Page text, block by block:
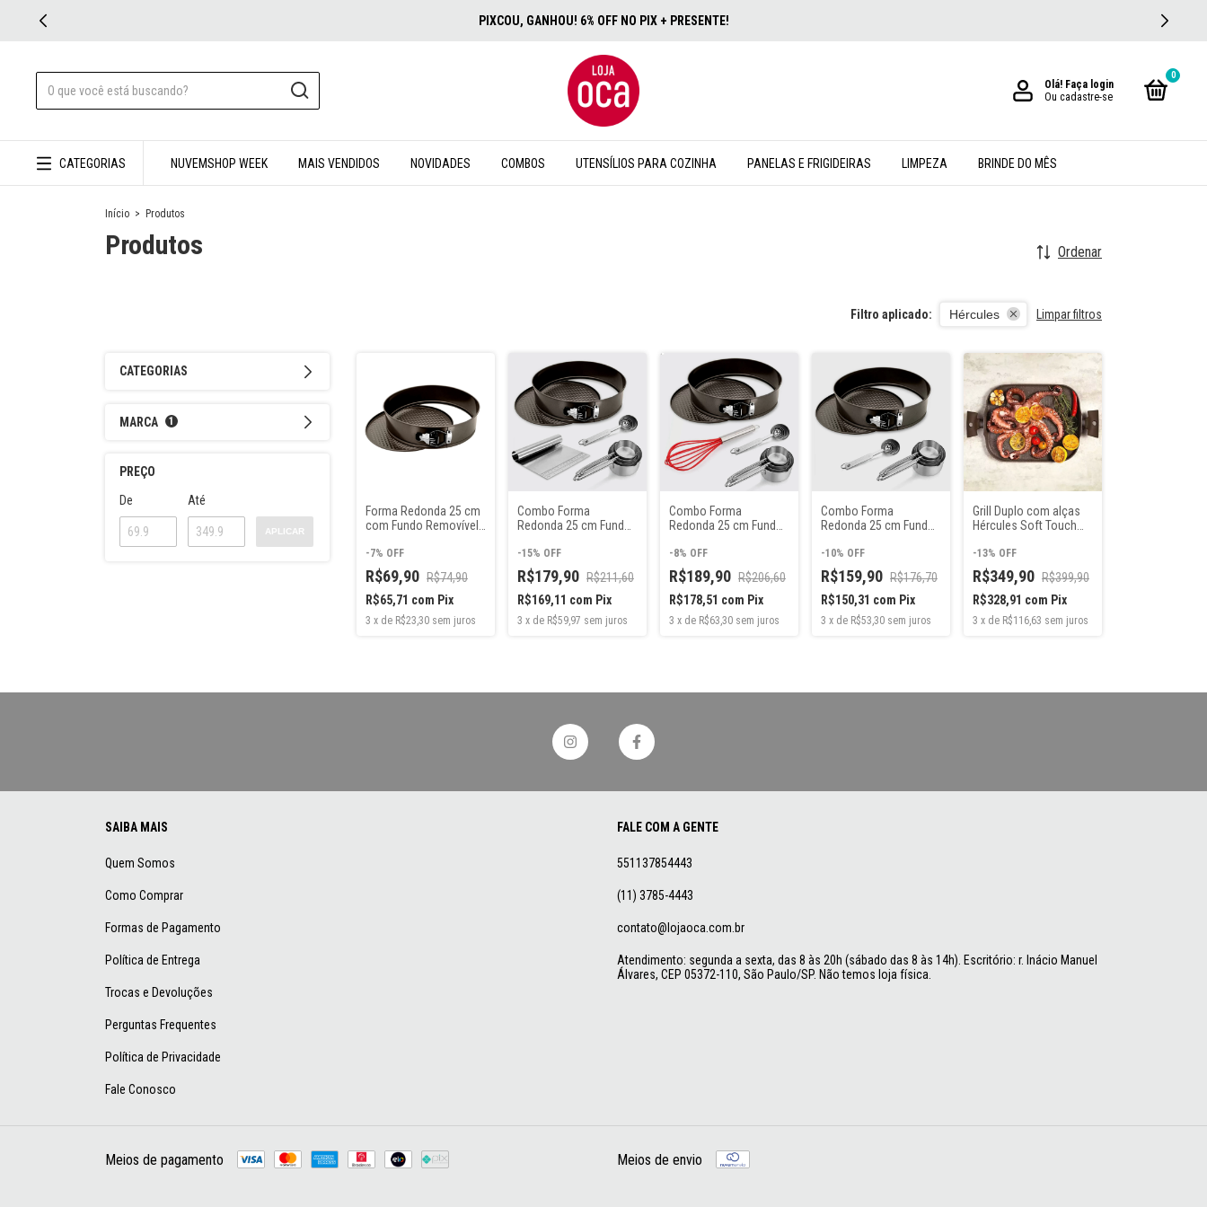
PIXCOU, GANHOU! 6% OFF NO PIX + PRESENTE!
Olá! Faça login
Ou cadastre-se
0
CATEGORIAS NUVEMSHOP WEEK MAIS VENDIDOS NOVIDADES COMBOS UTENSÍLIOS PARA COZINHA PANELAS E FRIGIDEIRAS LIMPEZA BRINDE DO MÊS
Início > Produtos
Produtos Ordenar
Filtro aplicado: Hércules Limpar filtros
CATEGORIAS
MARCA 1
PREÇO
De
Até
APLICAR
Forma Redonda 25 cm
com Fundo Removível
Hércules
-7% OFF
R$69,90 R$74,90
R$65,71 com Pix
3 x de R$23,30 sem juros
Combo Forma
Redonda 25 cm Fundo
Antiaderente +
Medidores 100% Inox 8
peças + Espátula
Culinária Inox
-15% OFF
R$179,90 R$211,60
R$169,11 com Pix
3 x de R$59,97 sem juros
Combo Forma
Redonda 25 cm Fundo
Antiaderente +
Medidores 100% Inox 8
peças + Batedor de
Ovos
-8% OFF
R$189,90 R$206,60
R$178,51 com Pix
3 x de R$63,30 sem juros
Combo Forma
Redonda 25 cm Fundo
Antiaderente +
Medidores 100% Inox 8
peças
-10% OFF
R$159,90 R$176,70
R$150,31 com Pix
3 x de R$53,30 sem juros
Grill Duplo com alças
Hércules Soft Touch
Antiaderente Cerâmico
-13% OFF
R$349,90 R$399,90
R$328,91 com Pix
3 x de R$116,63 sem juros
SAIBA MAIS
Quem Somos
Como Comprar
Formas de Pagamento
Política de Entrega
Trocas e Devoluções
Perguntas Frequentes
Política de Privacidade
Fale Conosco
FALE COM A GENTE
551137854443
(11) 3785-4443
contato@lojaoca.com.br
Atendimento: segunda a sexta, das 8 às 20h (sábado das 8 às 14h). Escritório: r. Inácio Manuel
Álvares, CEP 05372-110, São Paulo/SP. Não temos loja física.
Meios de pagamento Meios de envio